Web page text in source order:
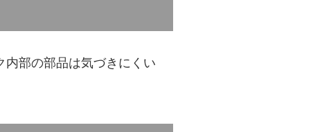
内部の部品は気づきにくい